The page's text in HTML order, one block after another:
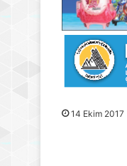
14 Ekim 2017